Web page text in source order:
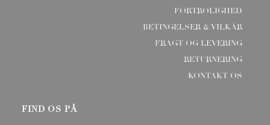
FORTROLIGHED
BETINGELSER & VILKÅR
FRAGT OG LEVERING
RETURNERING
KONTAKT OS
FIND OS PÅ